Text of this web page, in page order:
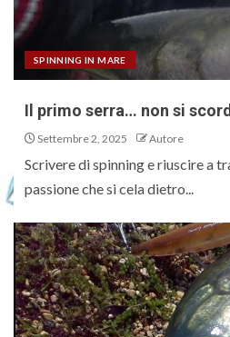
SPINNING IN MARE
Il primo serra… non si
Settembre 2, 2025 Autore
Scrivere di spinning e riuscire a
passione che si cela dietro...